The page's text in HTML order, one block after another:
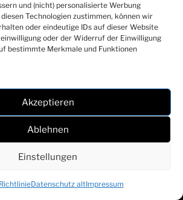
und (nicht) personalisierte Werbung
Technologien zustimmen, können wir
oder eindeutige IDs auf dieser Website
oder der Widerruf der Einwilligung
bestimmte Merkmale und Funktionen
Akzeptieren
Ablehnen
Einstellungen
Datenschutz altImpressum
in die KM auf!
dass wir die Aufnahme des 18-
geben können. Burak startete in